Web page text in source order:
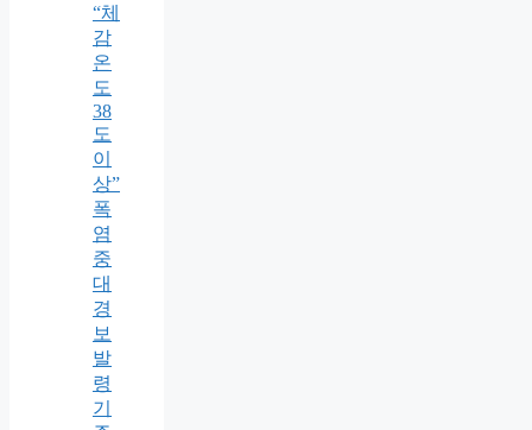
“체
감
온
도
38
도
이
상”
폭
염
중
대
경
보
발
령
기